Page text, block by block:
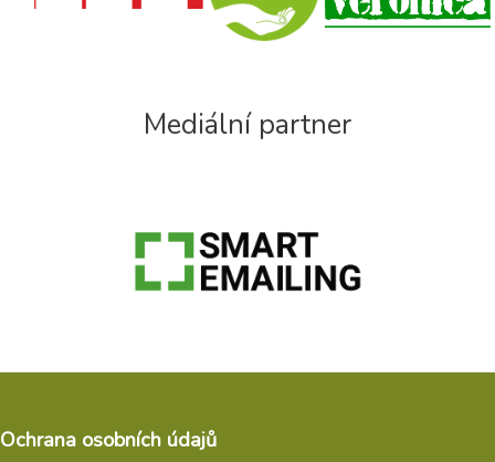
Mediální partner
Ochrana osobních údajů